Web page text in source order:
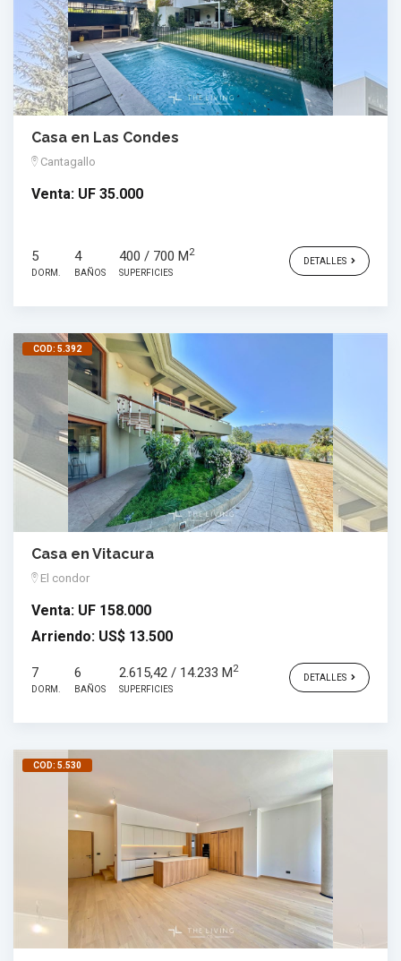
Casa en Las Condes
Cantagallo
Venta: UF 35.000
5
DORM.
4
BAÑOS
400 / 700 M2
SUPERFICIES
DETALLES
COD: 5.392
Casa en Vitacura
El condor
Venta: UF 158.000
Arriendo: US$ 13.500
7
DORM.
6
BAÑOS
2.615,42 / 14.233 M2
SUPERFICIES
DETALLES
COD: 5.530